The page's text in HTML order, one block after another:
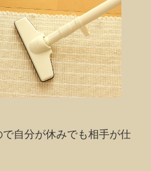
自分が休みでも相手が仕